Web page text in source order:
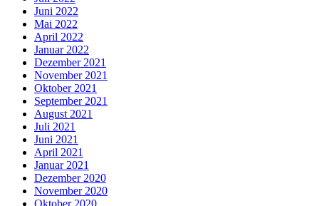
Juni 2022
Mai 2022
April 2022
Januar 2022
Dezember 2021
November 2021
Oktober 2021
September 2021
August 2021
Juli 2021
Juni 2021
April 2021
Januar 2021
Dezember 2020
November 2020
Oktober 2020